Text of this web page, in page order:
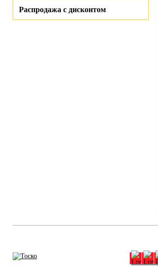
Распродажа с дисконтом